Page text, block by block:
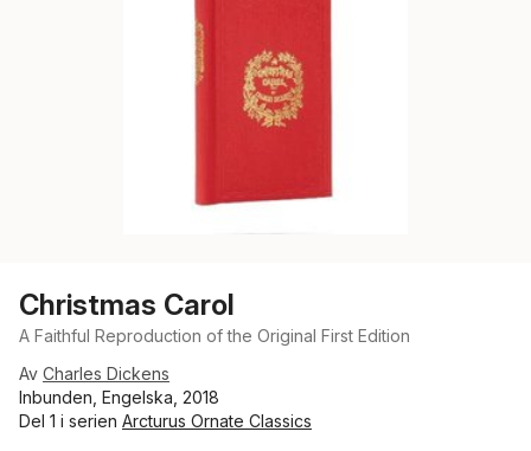
Christmas Carol
A Faithful Reproduction of the Original First Edition
Av Charles Dickens
Inbunden, Engelska, 2018
Del 1 i serien Arcturus Ornate Classics